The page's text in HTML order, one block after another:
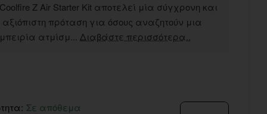
Z Air Starter Kit αποτελεί μία σύγχρονη και
αξιόπιστη πρόταση για όσους αναζητούν μια
ατμίσμ... Διαβάστε περισσότερα..
Σε απόθεμα